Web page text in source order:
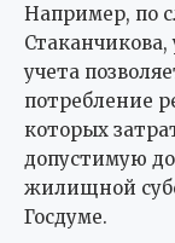
Например, по
учета
потребление
которых
допустимую
жилищной
Госдуме.